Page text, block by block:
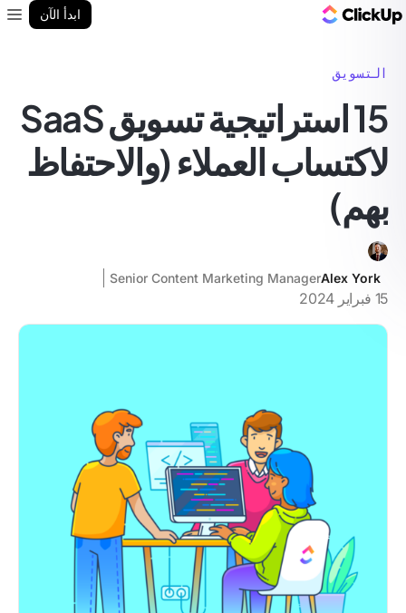
ابدأ الآن
التسويق
15 استراتيجية تسويق SaaS
لاكتساب العملاء (والاحتفاظ
بهم)
Alex York
Senior Content Marketing Manager
15 فبراير 2024